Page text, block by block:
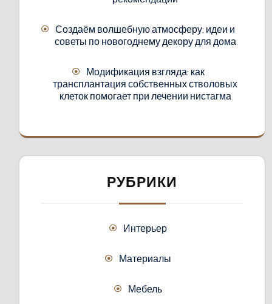
Создаём волшебную атмосферу: идеи и
советы по новогоднему декору для дома
Модификация взгляда: как
трансплантация собственных стволовых
клеток помогает при лечении нистагма
РУБРИКИ
Интерьер
Материалы
Мебель